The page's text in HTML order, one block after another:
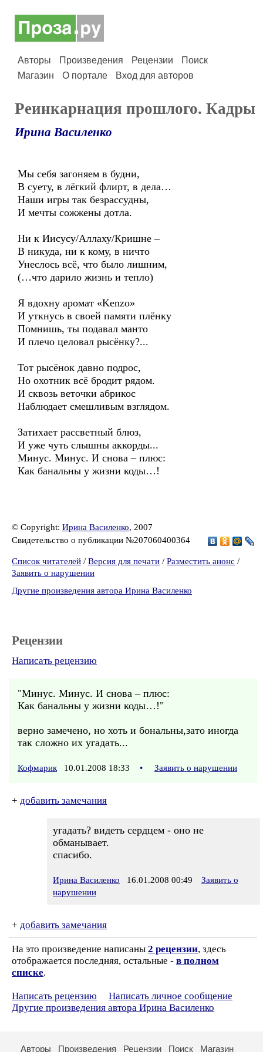
Авторы Произведения Рецензии
Поиск
Магазин
О портале Вход для авторов
Реинкарнация прошлого. Кадры
Ирина Василенко
Мы себя загоняем в будни,
В суету, в лёгкий флирт, в дела…
Наши игры так безрассудны,
И мечты сожжены дотла.
Ни к Иисусу/Аллаху/Кришне –
В никуда, ни к кому, в ничто
Унеслось всё, что было лишним,
(…что дарило жизнь и тепло)
Я вдохну аромат «Kenzo»
И уткнусь в своей памяти плёнку
Помнишь, ты подавал манто
И плечо целовал рысёнку?...
Тот рысёнок давно подрос,
Но охотник всё бродит рядом.
И сквозь веточки абрикос
Наблюдает смешливым взглядом.
Затихает рассветный блюз,
И уже чуть слышны аккорды...
Минус. Минус. И снова – плюс:
Как банальны у жизни коды…!
© Copyright: Ирина Василенко, 2007
Свидетельство о публикации №207060400364
Список читателей / Версия для печати / Разместить анонс /
Заявить о нарушении
Другие произведения автора Ирина Василенко
Рецензии
Написать рецензию
"Минус. Минус. И снова – плюс:
Как банальны у жизни коды…!"
верно замечено, но хоть и бональны,зато иногда
так сложно их угадать...
Кофмарик 10.01.2008 18:33 • Заявить о нарушении
+ добавить замечания
угадать? видеть сердцем - оно не
обманывает.
спасибо.
Ирина Василенко 16.01.2008 00:49
Заявить о
нарушении
+ добавить замечания
На это произведение написаны 2 рецензии, здесь
отображается последняя, остальные - в полном
списке.
Написать рецензию
Написать личное сообщение
Другие произведения автора Ирина Василенко
Авторы Произведения Рецензии Поиск Магазин